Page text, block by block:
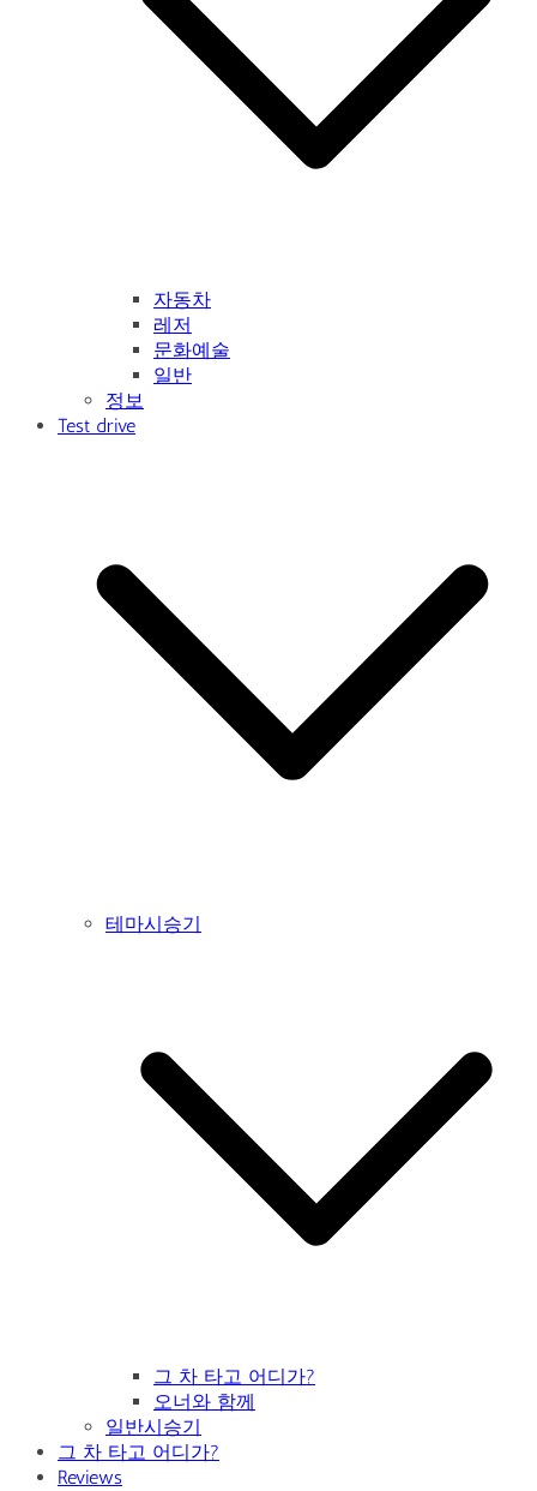
자동차
레저
문화예술
일반
정보
Test drive
테마시승기
그 차 타고 어디가?
오너와 함께
일반시승기
그 차 타고 어디가?
Reviews